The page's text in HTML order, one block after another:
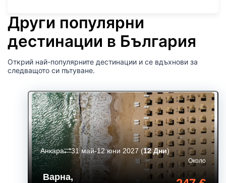
Други популярни
дестинации в България
Открий най-популярните дестинации и се вдъхнови за
следващото си пътуване.
Варна,
Около
Анкара 31 май-12 юни 2027 (12 Дни)